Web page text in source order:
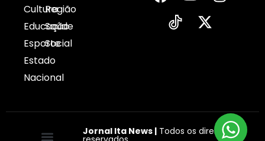
Cultura
Educação
Esporte
Estado
Nacional
Região
Saúde
Social
Jornal Ita News |Todos os direitos